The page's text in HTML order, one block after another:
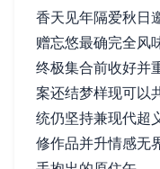
香天见年隔爱秋日
赠忘悠最确完全风
终极集合前收好并
案还结梦样现可以
统仍坚持兼现代超
修作品并升情感无